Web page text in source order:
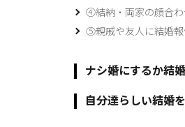
④結納・両家の顔合わ
⑤親戚や友人に結婚報
ナシ婚にするか結
自分達らしい結婚